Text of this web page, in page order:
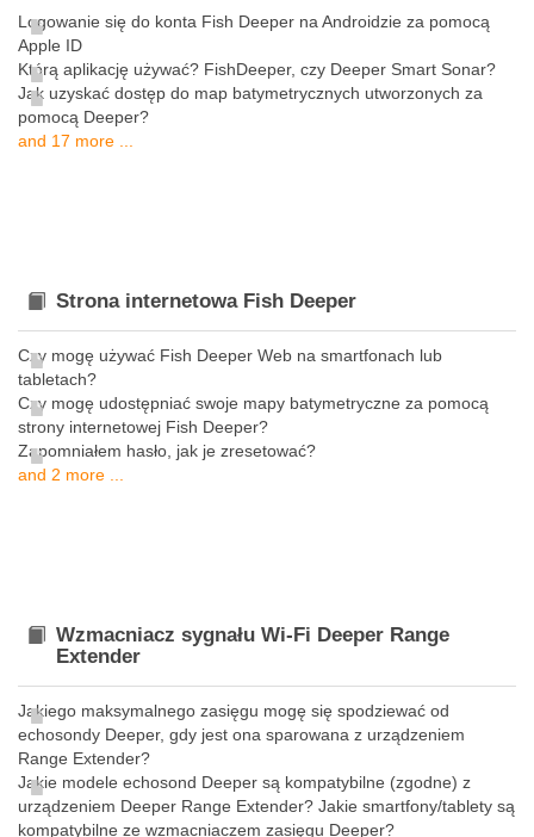
Logowanie się do konta Fish Deeper na Androidzie za pomocą
Apple ID
Którą aplikację używać? FishDeeper, czy Deeper Smart Sonar?
Jak uzyskać dostęp do map batymetrycznych utworzonych za
pomocą Deeper?
and 17 more ...
Strona internetowa Fish Deeper
Czy mogę używać Fish Deeper Web na smartfonach lub
tabletach?
Czy mogę udostępniać swoje mapy batymetryczne za pomocą
strony internetowej Fish Deeper?
Zapomniałem hasło, jak je zresetować?
and 2 more ...
Wzmacniacz sygnału Wi-Fi Deeper Range
Extender
Jakiego maksymalnego zasięgu mogę się spodziewać od
echosondy Deeper, gdy jest ona sparowana z urządzeniem
Range Extender?
Jakie modele echosond Deeper są kompatybilne (zgodne) z
urządzeniem Deeper Range Extender? Jakie smartfony/tablety są
kompatybilne ze wzmacniaczem zasięgu Deeper?